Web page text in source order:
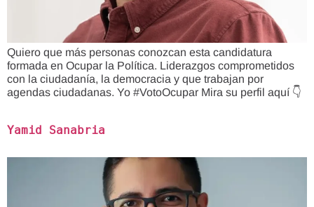
Quiero que más personas conozcan esta candidatura
formada en Ocupar la Política. Liderazgos comprometidos
con la ciudadanía, la democracia y que trabajan por
agendas ciudadanas. Yo #VotoOcupar Mira su perfil aquí 👇
Yamid Sanabria